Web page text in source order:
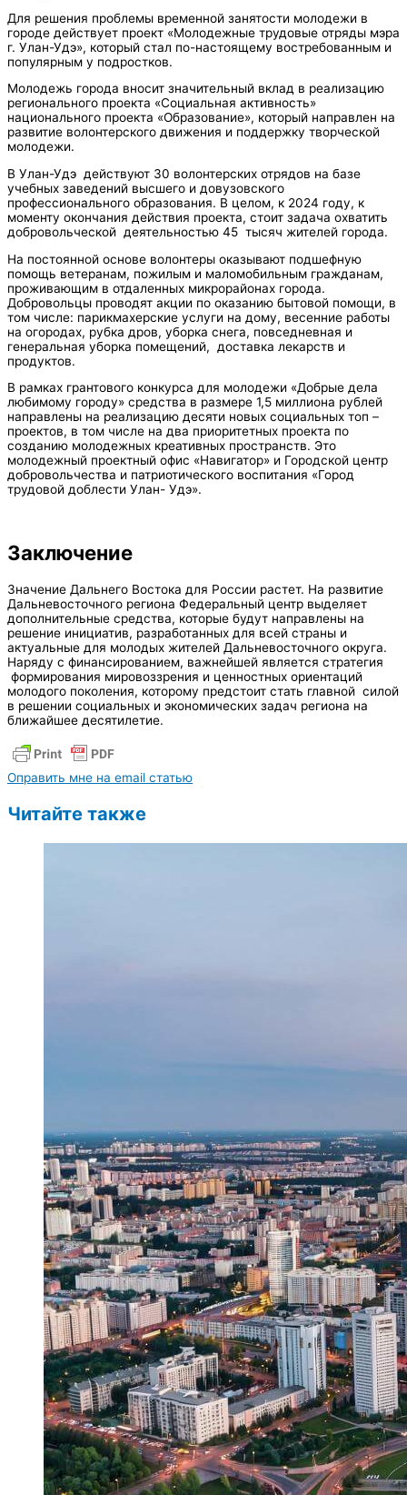
Для решения проблемы временной занятости молодежи в
городе действует проект «Молодежные трудовые отряды мэра
г. Улан-Удэ», который стал по-настоящему востребованным и
популярным у подростков.
Молодежь города вносит значительный вклад в реализацию
регионального проекта «Социальная активность»
национального проекта «Образование», который направлен на
развитие волонтерского движения и поддержку творческой
молодежи.
В Улан-Удэ действуют 30 волонтерских отрядов на базе
учебных заведений высшего и довузовского
профессионального образования. В целом, к 2024 году, к
моменту окончания действия проекта, стоит задача охватить
добровольческой деятельностью 45 тысяч жителей города.
На постоянной основе волонтеры оказывают подшефную
помощь ветеранам, пожилым и маломобильным гражданам,
проживающим в отдаленных микрорайонах города.
Добровольцы проводят акции по оказанию бытовой помощи, в
том числе: парикмахерские услуги на дому, весенние работы
на огородах, рубка дров, уборка снега, повседневная и
генеральная уборка помещений, доставка лекарств и
продуктов.
В рамках грантового конкурса для молодежи «Добрые дела
любимому городу» средства в размере 1,5 миллиона рублей
направлены на реализацию десяти новых социальных топ –
проектов, в том числе на два приоритетных проекта по
созданию молодежных креативных пространств. Это
молодежный проектный офис «Навигатор» и Городской центр
добровольчества и патриотического воспитания «Город
трудовой доблести Улан- Удэ».
Заключение
Значение Дальнего Востока для России растет. На развитие
Дальневосточного региона Федеральный центр выделяет
дополнительные средства, которые будут направлены на
решение инициатив, разработанных для всей страны и
актуальные для молодых жителей Дальневосточного округа.
Наряду с финансированием, важнейшей является стратегия
формирования мировоззрения и ценностных ориентаций
молодого поколения, которому предстоит стать главной силой
в решении социальных и экономических задач региона на
ближайшее десятилетие.
Оправить мне на email статью
Читайте также